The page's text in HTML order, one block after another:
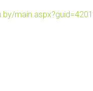
main.aspx?guid=4201